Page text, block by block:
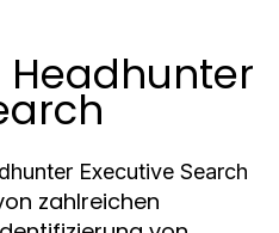
Headhunter
Executive Search
zahlreichen